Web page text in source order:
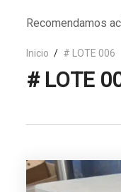
Recomendamos
Inicio # LOTE 006
# LOTE